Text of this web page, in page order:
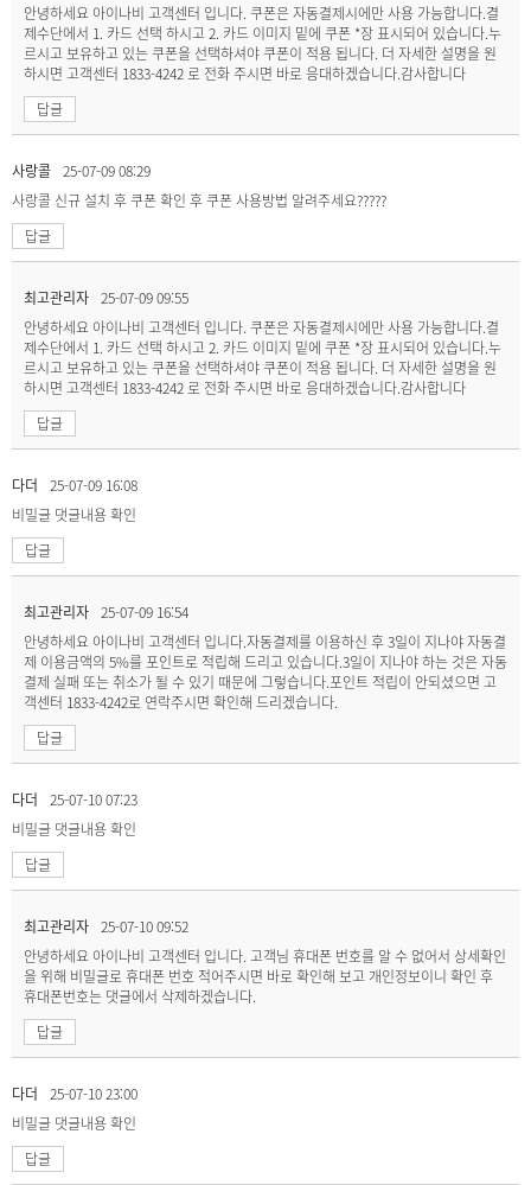
안녕하세요 아이나비 고객센터 입니다. 쿠폰은 자동결제시에만 사용 가능합니다.결
제수단에서 1. 카드 선택 하시고 2. 카드 이미지 밑에 쿠폰 *장 표시되어 있습니다.누
르시고 보유하고 있는 쿠폰을 선택하셔야 쿠폰이 적용 됩니다. 더 자세한 설명을 원
하시면 고객센터 1833-4242 로 전화 주시면 바로 응대하겠습니다.감사합니다
답글
사랑콜 25-07-09 08:29
사랑콜 신규 설치 후 쿠폰 확인 후 쿠폰 사용방법 알려주세요?????
답글
최고관리자 25-07-09 09:55
안녕하세요 아이나비 고객센터 입니다. 쿠폰은 자동결제시에만 사용 가능합니다.결
제수단에서 1. 카드 선택 하시고 2. 카드 이미지 밑에 쿠폰 *장 표시되어 있습니다.누
르시고 보유하고 있는 쿠폰을 선택하셔야 쿠폰이 적용 됩니다. 더 자세한 설명을 원
하시면 고객센터 1833-4242 로 전화 주시면 바로 응대하겠습니다.감사합니다
답글
다더
25-07-09 16:08
비밀글 댓글내용 확인
답글
최고관리자 25-07-09 16:54
안녕하세요 아이나비 고객센터 입니다.자동결제를 이용하신 후 3일이 지나야 자동결
제 이용금액의 5%를 포인트로 적립해 드리고 있습니다.3일이 지나야 하는 것은 자동
결제 실패 또는 취소가 될 수 있기 때문에 그렇습니다.포인트 적립이 안되셨으면 고
객센터 1833-4242로 연락주시면 확인해 드리겠습니다.
답글
다더
25-07-10 07:23
비밀글 댓글내용 확인
답글
최고관리자 25-07-10 09:52
안녕하세요 아이나비 고객센터 입니다. 고객님 휴대폰 번호를 알 수 없어서 상세확인
을 위해 비밀글로 휴대폰 번호 적어주시면 바로 확인해 보고 개인정보이니 확인 후
휴대폰번호는 댓글에서 삭제하겠습니다.
답글
다더
25-07-10 23:00
비밀글 댓글내용 확인
답글